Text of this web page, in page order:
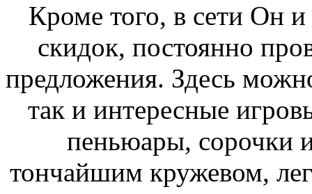
Кроме того, в сети Он и
скидок, постоянно
предложения. Здесь
так и интересные
пеньюары, сорочки
тончайшим кружевом,